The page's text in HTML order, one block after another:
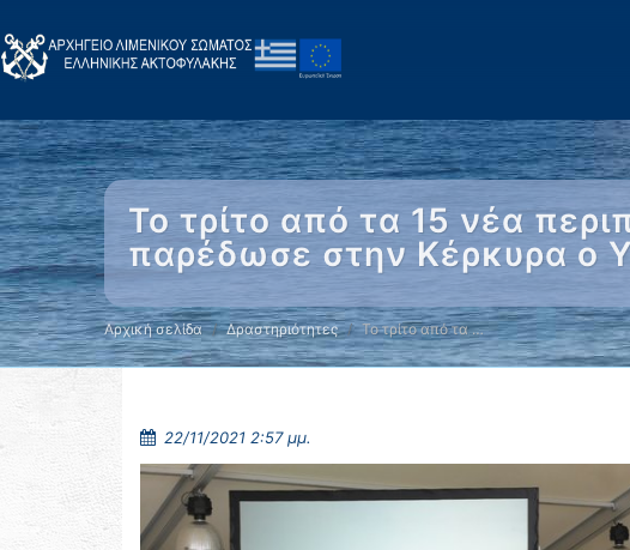
Το τρίτο από τα 15 νέα
παρέδωσε στην Κέρκυρα ο
Αρχική σελίδα Δραστηριότητες Το τρίτο από τα …
22/11/2021 2:57 μμ.